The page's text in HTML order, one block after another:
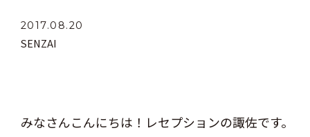
2017.08.20
SENZAI
みなさんこんにちは！レセプションの諏佐です。